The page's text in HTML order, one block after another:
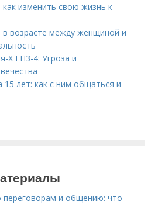
изменить свою жизнь к
в возрасте между женщиной и
Х ГНЗ-4: Угроза и
лет: как с ним общаться и
переговорам и общению: что